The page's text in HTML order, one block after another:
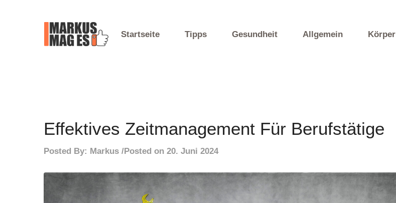
Startseite Tipps Gesundheit Allgemein Körper
Effektives Zeitmanagement Für Berufstätige
Posted By: Markus Posted on 20. Juni 2024